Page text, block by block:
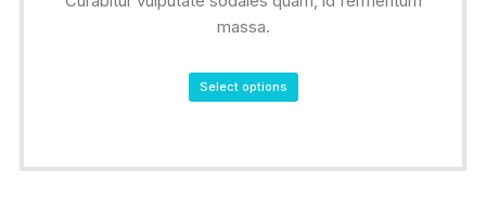
massa.
Select options